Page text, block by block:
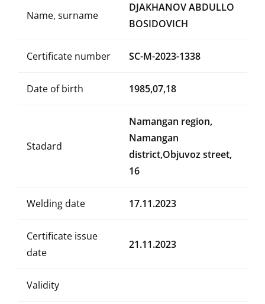
Name, surname
DJAKHANOV ABDULLO
BOSIDOVICH
Certificate number SC-M-2023-1338
Date of birth 1985,07,18
Stadard
Namangan region,
Namangan
district,Objuvoz street,
16
Welding date 17.11.2023
Certificate issue
date
21.11.2023
Validity